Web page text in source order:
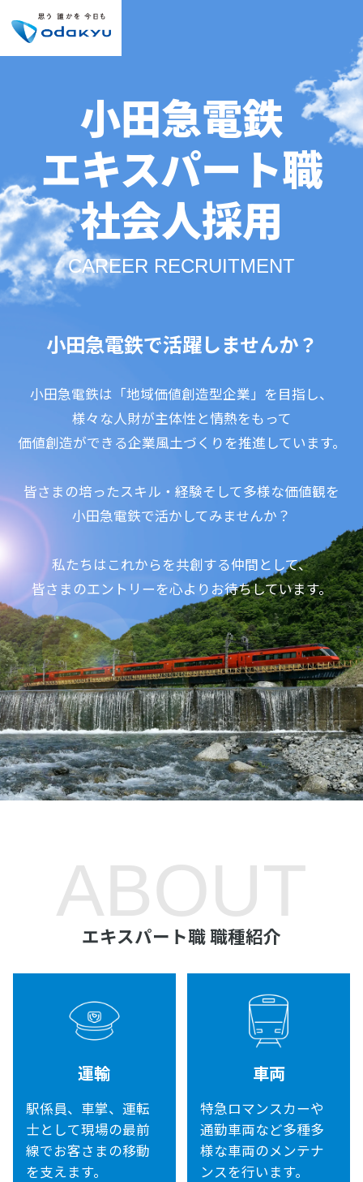
小田急電鉄
エキスパート職
社会人採用
CAREER RECRUITMENT
小田急電鉄で活躍しませんか？
小田急電鉄は「地域価値創造型企業」を目指し、
様々な人財が主体性と情熱をもって
価値創造ができる企業風土づくりを推進しています。
皆さまの培ったスキル・経験そして多様な価値観を
小田急電鉄で活かしてみませんか？
私たちはこれからを共創する仲間として、
皆さまのエントリーを心よりお待ちしています。
ABOUT
エキスパート職 職種紹介
運輸
駅係員、車掌、運転
士として現場の最前
線でお客さまの移動
を支えます。
車両
特急ロマンスカーや
通勤車両など多種多
様な車両のメンテナ
ンスを行います。